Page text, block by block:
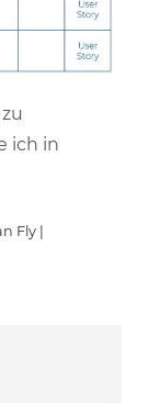
ich in
Fly |